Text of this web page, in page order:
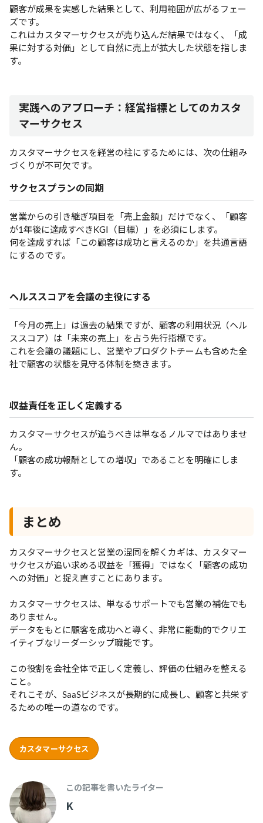
顧客が成果を実感した結果として、利用範囲が広がるフェー
ズです。
これはカスタマーサクセスが売り込んだ結果ではなく、「成
果に対する対価」として自然に売上が拡大した状態を指しま
す。
実践へのアプローチ：経営指標としてのカスタ
マーサクセス
カスタマーサクセスを経営の柱にするためには、次の仕組み
づくりが不可欠です。
サクセスプランの同期
営業からの引き継ぎ項目を「売上金額」だけでなく、「顧客
が1年後に達成すべきKGI（目標）」を必須にします。
何を達成すれば「この顧客は成功と言えるのか」を共通言語
にするのです。
ヘルススコアを会議の主役にする
「今月の売上」は過去の結果ですが、顧客の利用状況（ヘル
ススコア）は「未来の売上」を占う先行指標です。
これを会議の議題にし、営業やプロダクトチームも含めた全
社で顧客の状態を見守る体制を築きます。
収益責任を正しく定義する
カスタマーサクセスが追うべきは単なるノルマではありませ
ん。
「顧客の成功報酬としての増収」であることを明確にしま
す。
まとめ
カスタマーサクセスと営業の混同を解くカギは、カスタマー
サクセスが追い求める収益を「獲得」ではなく「顧客の成功
への対価」と捉え直すことにあります。
カスタマーサクセスは、単なるサポートでも営業の補佐でも
ありません。
データをもとに顧客を成功へと導く、非常に能動的でクリエ
イティブなリーダーシップ職能です。
この役割を会社全体で正しく定義し、評価の仕組みを整える
こと。
それこそが、SaaSビジネスが長期的に成長し、顧客と共栄す
るための唯一の道なのです。
カスタマーサクセス
この記事を書いたライター
K